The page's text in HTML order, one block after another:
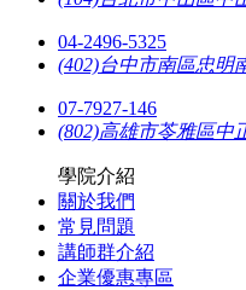
04-2496-5325
(402)台中市南區忠明
07-7927-146
(802)高雄市苓雅區中
學院介紹
關於我們
常見問題
講師群介紹
企業優惠專區